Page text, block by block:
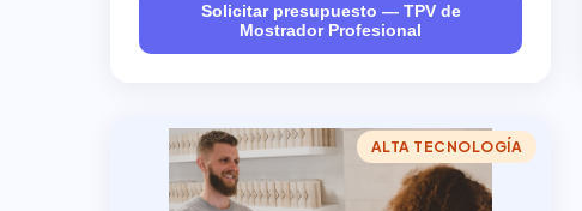
Solicitar presupuesto — TPV de
Mostrador Profesional
ALTA TECNOLOGÍA